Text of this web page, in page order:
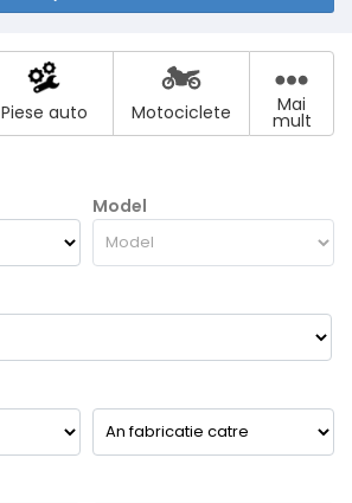
Piese auto Motociclete Mai
mult
Model